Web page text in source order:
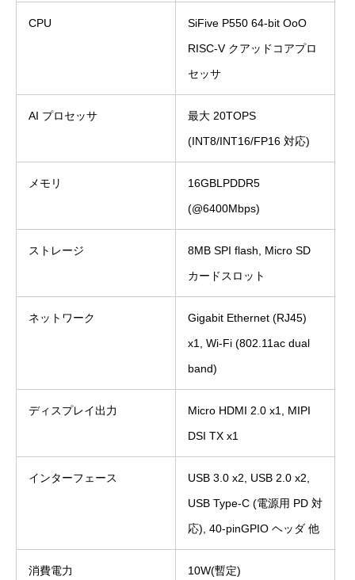
CPU
SiFive P550 64-bit OoO
RISC-V クアッドコアプロ
セッサ
AI プロセッサ
最大 20TOPS
(INT8/INT16/FP16 対応)
メモリ
16GBLPDDR5
(@6400Mbps)
ストレージ
8MB SPI flash, Micro SD
カードスロット
ネットワーク
Gigabit Ethernet (RJ45)
x1, Wi-Fi (802.11ac dual
band)
ディスプレイ出力
Micro HDMI 2.0 x1, MIPI
DSI TX x1
インターフェース
USB 3.0 x2, USB 2.0 x2,
USB Type-C (電源用 PD 対
応), 40-pinGPIO ヘッダ 他
消費電力 10W(暫定)